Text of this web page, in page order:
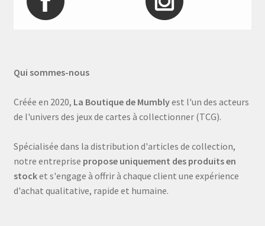
Qui sommes-nous
Créée en 2020, La Boutique de Mumblyest l'un des acteurs
de l'univers des jeux de cartes à collectionner (TCG).
Spécialisée dans la distribution d'articles de collection,
notre entreprise propose uniquement des produits en
stocket s'engage à offrir à chaque client une expérience
d'achat qualitative, rapide et humaine.